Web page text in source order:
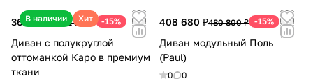
В наличии Хит
367 090 ₽431 870 ₽ -15%
Диван с полукруглой
оттоманкой Каро в премиум
ткани
408 680 ₽480 800 ₽ -15%
Диван модульный Поль
(Paul)
0 0